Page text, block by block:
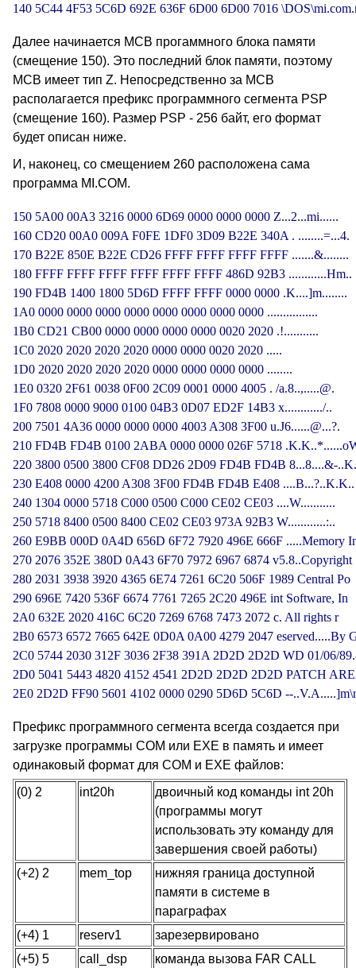
140 5C44 4F53 5C6D 692E 636F 6D00 6D00 7016
Далее начинается MCB прогаммного блока памяти
(смещение 150). Это последний блок памяти, поэтому
MCB имеет тип Z. Непосредственно за MCB
располагается префикс программного сегмента PSP
(смещение 160). Размер PSP - 256 байт, его формат
будет описан ниже.
И, наконец, со смещением 260 расположена сама
программа MI.COM.
150 5A00 00A3 3216 0000 6D69 0000 0000 0000 Z...2...mi......
160 CD20 00A0 009A F0FE 1DF0 3D09 B22E 340A . ........=...4.
170 B22E 850E B22E CD26 FFFF FFFF FFFF FFFF .......&........
180 FFFF FFFF FFFF FFFF FFFF FFFF 486D 92B3 ............Hm..
190 FD4B 1400 1800 5D6D FFFF FFFF 0000 0000 .K....]m........
1A0 0000 0000 0000 0000 0000 0000 0000 0000 ................
1B0 CD21 CB00 0000 0000 0000 0000 0020 2020 .!...........
1C0 2020 2020 2020 2020 0000 0000 0020 2020 .....
1D0 2020 2020 2020 2020 0000 0000 0000 0000 ........
1E0 0320 2F61 0038 0F00 2C09 0001 0000 4005 . /a.8..,.....@.
1F0 7808 0000 9000 0100 04B3 0D07 ED2F 14B3 x............/..
200 7501 4A36 0000 0000 0000 4003 A308 3F00 u.J6......@...?.
210 FD4B FD4B 0100 2ABA 0000 0000 026F 5718
220 3800 0500 3800 CF08 DD26 2D09 FD4B FD4B 8...8....&-
230 E408 0000 4200 A308 3F00 FD4B FD4B E408 ....B...?..K.K..
240 1304 0000 5718 C000 0500 C000 CE02 CE03 ....W...........
250 5718 8400 0500 8400 CE02 CE03 973A 92B3 W............:..
260 E9BB 000D 0A4D 656D 6F72 7920 496E 666F .....Memory
270 2076 352E 380D 0A43 6F70 7972 6967 6874 v5.8..Copyright
280 2031 3938 3920 4365 6E74 7261 6C20 506F 1989 Central Po
290 696E 7420 536F 6674 7761 7265 2C20 496E int Software, In
2A0 632E 2020 416C 6C20 7269 6768 7473 2072 c. All rights r
2B0 6573 6572 7665 642E 0D0A 0A00 4279 2047 eserved.....By
2C0 5744 2030 312F 3036 2F38 391A 2D2D 2D2D WD 01/06/
2D0 5041 5443 4820 4152 4541 2D2D 2D2D 2D2D PATCH
2E0 2D2D FF90 5601 4102 0000 0290 5D6D 5C6D --
Префикс программного сегмента всегда создается при
загрузке программы COM или EXE в память и имеет
одинаковый формат для COM и EXE файлов:
(0) 2
int20h
двоичный код команды int 20h
(программы могут
использовать эту команду для
завершения своей работы)
(+2) 2
mem_top
нижняя граница доступной
памяти в системе в
параграфах
(+4) 1
reserv1
зарезервировано
(+5) 5
call_dsp
команда вызова FAR CALL